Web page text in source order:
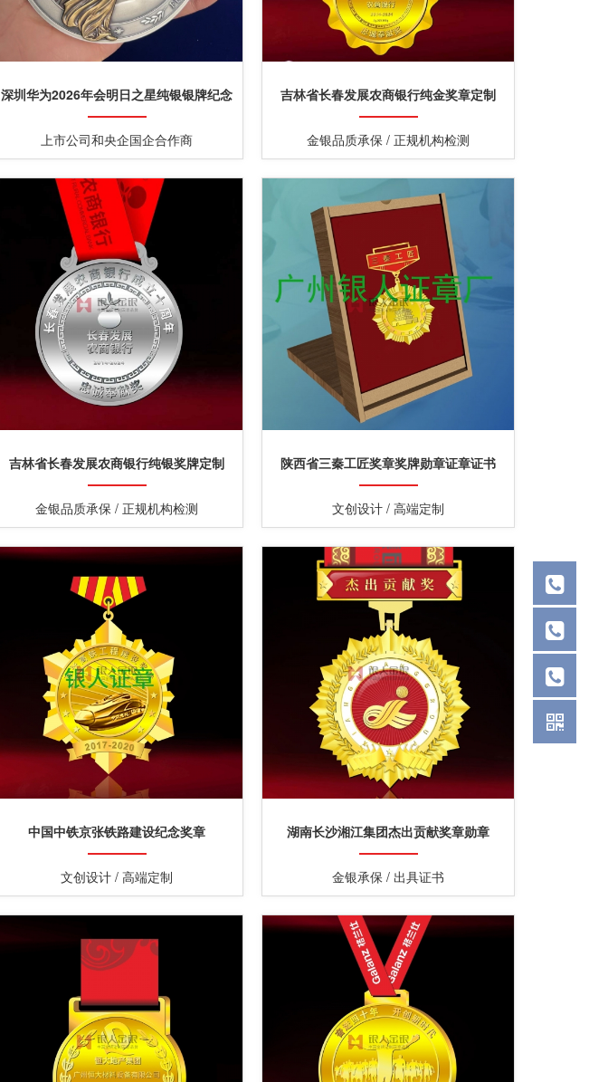
深圳华为2026年会明日之星纯银银牌纪念
盘定制
上市公司和央企国企合作商
吉林省长春发展农商银行纯金奖章定制
金银品质承保 / 正规机构检测
吉林省长春发展农商银行纯银奖牌定制
金银品质承保 / 正规机构检测
陕西省三秦工匠奖章奖牌勋章证章证书
文创设计 / 高端定制
中国中铁京张铁路建设纪念奖章
文创设计 / 高端定制
湖南长沙湘江集团杰出贡献奖章勋章
金银承保 / 出具证书